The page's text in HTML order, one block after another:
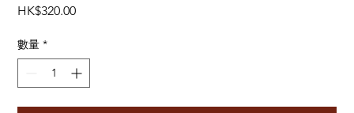
HK$320.00價
數量 *